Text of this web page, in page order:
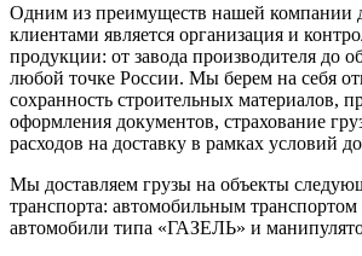
Одним из преимуществ нашей компании
клиентами является организация и
продукции: от завода производителя до
любой точке России. Мы берем на себя
сохранность строительных материалов,
оформления документов, страхование
расходов на доставку в рамках условий
Мы доставляем грузы на объекты
транспорта: автомобильным
автомобили типа «ГАЗЕЛЬ» и